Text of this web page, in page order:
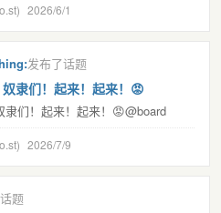
2026/6/1
发布了话题
隶们！起来！起来！😡
们！起来！起来！😡@board
2026/7/9
题